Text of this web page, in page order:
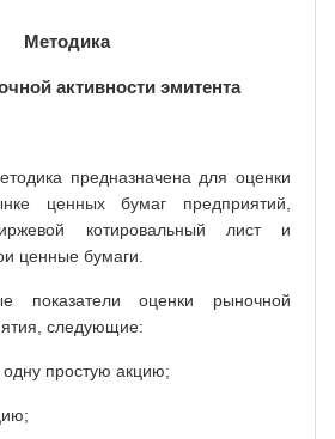
Методика
активности эмитента
предназначена для оценки
ценных бумаг предприятий,
котировальный лист и
ценные бумаги.
показатели оценки рыночной
следующие:
простую акцию;